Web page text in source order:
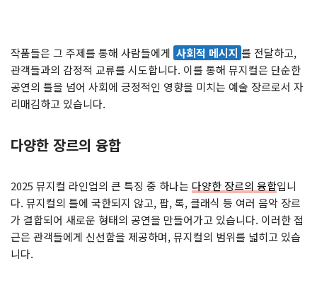
작품들은 그 주제를 통해 사람들에게 사회적 메시지 를 전달하고,
관객들과의 감정적 교류를 시도합니다. 이를 통해 뮤지컬은 단순한
공연의 틀을 넘어 사회에 긍정적인 영향을 미치는 예술 장르로서 자
리매김하고 있습니다.
다양한 장르의 융합
2025 뮤지컬 라인업의 큰 특징 중 하나는 다양한 장르의 융합입니
다. 뮤지컬의 틀에 국한되지 않고, 팝, 록, 클래식 등 여러 음악 장르
가 결합되어 새로운 형태의 공연을 만들어가고 있습니다. 이러한 접
근은 관객들에게 신선함을 제공하며, 뮤지컬의 범위를 넓히고 있습
니다.